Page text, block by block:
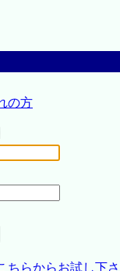
の方
ちらからお試し下